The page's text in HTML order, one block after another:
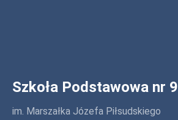
Szkoła Podstawowa nr 9
im. Marszałka Józefa Piłsudskiego